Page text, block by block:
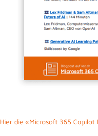
Hier die «Microsoft 365